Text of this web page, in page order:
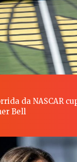
da NASCAR
Bell